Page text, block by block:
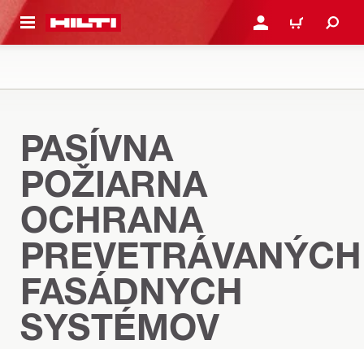
HLAVNÝ OBSAH PRIHLÁSIŤ ALEBO
KOŠÍK
PASÍVNA
POŽIARNA
OCHRANA
PREVETRÁVANÝCH
FASÁDNYCH
SYSTÉMOV